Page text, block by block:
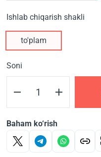
Ishlab chiqarish shakli
to'plam
Soni
Baham ko‘rish